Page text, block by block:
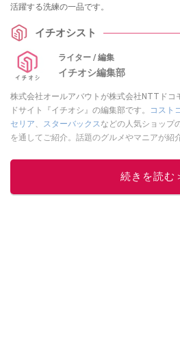
活躍する洗練の一品です。
イチオシスト
ライター / 編集
イチオシ編集部
株式会社オールアバウトが株式会社NTTドコ
ドサイト『イチオシ』の編集部です。
コスト
セリア、 スターバックスなどの人気ショップ
を通してご紹介。話題のグルメやマニアが紹
レビューしています。毎日トレンド情報をお
してください！続きを読む